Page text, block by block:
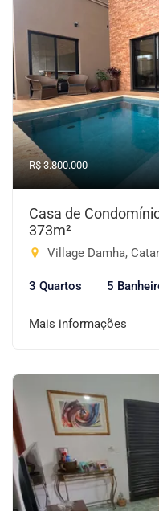
R$ 3.800.000
Casa de
373m²
Village Damha,
3 Quartos 5
Mais informações